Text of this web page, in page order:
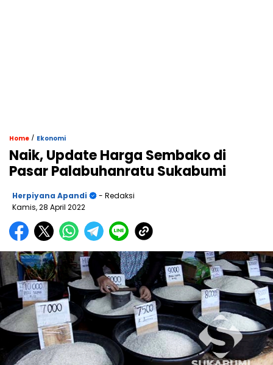
Home / Ekonomi
Naik, Update Harga Sembako di
Pasar Palabuhanratu Sukabumi
Herpiyana Apandi
- Redaksi
Kamis, 28 April 2022